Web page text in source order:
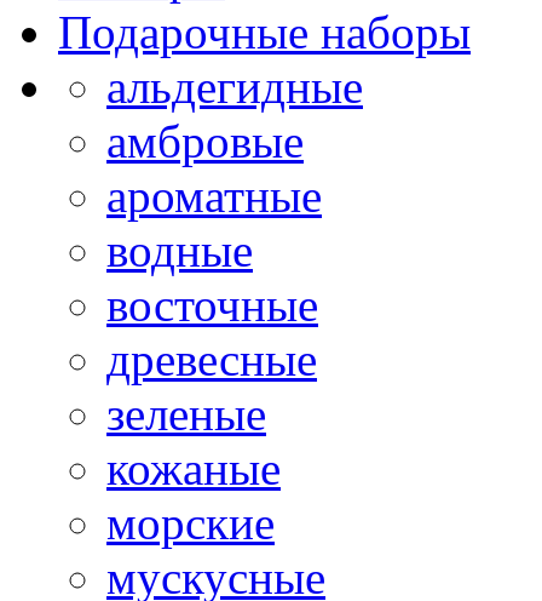
Подарочные наборы
альдегидные
амбровые
ароматные
водные
восточные
древесные
зеленые
кожаные
морские
мускусные